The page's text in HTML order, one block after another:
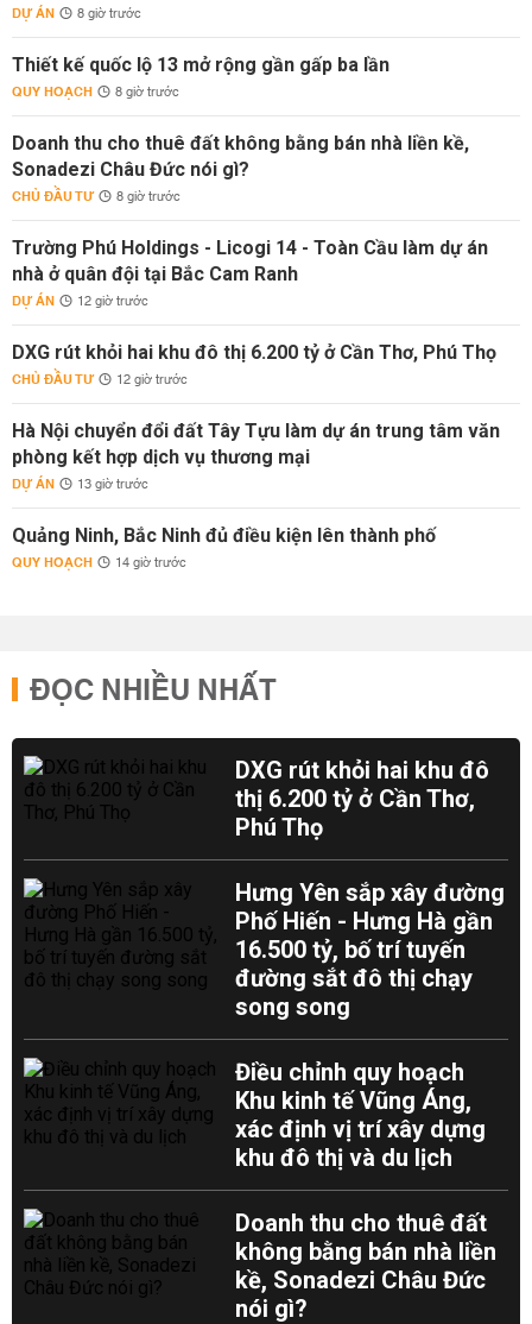
DỰ ÁN 8 giờ trước
Thiết kế quốc lộ 13 mở rộng gần gấp ba lần
QUY HOẠCH 8 giờ trước
Doanh thu cho thuê đất không bằng bán nhà liền kề,
Sonadezi Châu Đức nói gì?
CHỦ ĐẦU TƯ 8 giờ trước
Trường Phú Holdings - Licogi 14 - Toàn Cầu làm dự án
nhà ở quân đội tại Bắc Cam Ranh
DỰ ÁN 12 giờ trước
DXG rút khỏi hai khu đô thị 6.200 tỷ ở Cần Thơ, Phú Thọ
CHỦ ĐẦU TƯ 12 giờ trước
Hà Nội chuyển đổi đất Tây Tựu làm dự án trung tâm văn
phòng kết hợp dịch vụ thương mại
DỰ ÁN 13 giờ trước
Quảng Ninh, Bắc Ninh đủ điều kiện lên thành phố
QUY HOẠCH 14 giờ trước
ĐỌC NHIỀU NHẤT
DXG rút khỏi hai khu đô
thị 6.200 tỷ ở Cần Thơ,
Phú Thọ
Hưng Yên sắp xây đường
Phố Hiến - Hưng Hà gần
16.500 tỷ, bố trí tuyến
đường sắt đô thị chạy
song song
Điều chỉnh quy hoạch
Khu kinh tế Vũng Áng,
xác định vị trí xây dựng
khu đô thị và du lịch
Doanh thu cho thuê đất
không bằng bán nhà liền
kề, Sonadezi Châu Đức
nói gì?